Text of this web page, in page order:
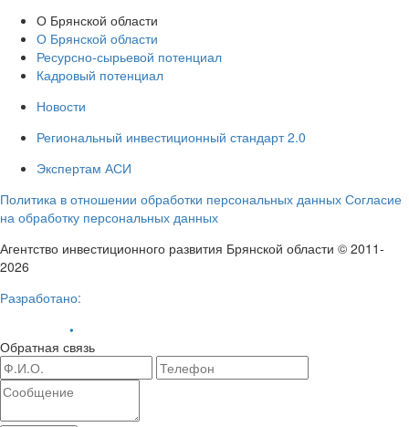
О Брянской области
О Брянской области
Ресурсно-сырьевой потенциал
Кадровый потенциал
Новости
Региональный инвестиционный стандарт 2.0
Экспертам АСИ
Политика в отношении обработки персональных данных Согласие
на обработку персональных данных
Агентство инвестиционного развития Брянской области © 2011-
2026
Разработано:
Обратная связь